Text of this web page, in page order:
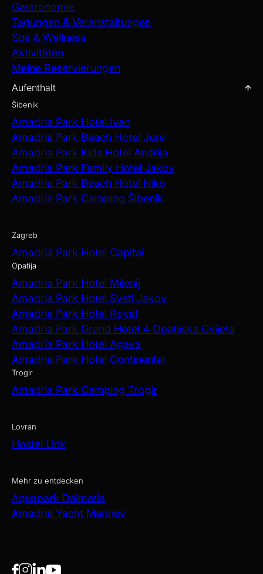
Gastronomie
Tagungen & Veranstaltungen
Spa & Wellness
Aktivitäten
Meine Reservierungen
Aufenthalt
Šibenik
Amadria Park Hotel Ivan
Amadria Park Beach Hotel Jure
Amadria Park Kids Hotel Andrija
Amadria Park Family Hotel Jakov
Amadria Park Beach Hotel Niko
Amadria Park Camping Šibenik
Zagreb
Amadria Park Hotel Capital
Opatija
Amadria Park Hotel Milenij
Amadria Park Hotel Sveti Jakov
Amadria Park Hotel Royal
Amadria Park Grand Hotel 4 Opatijska Cvijeta
Amadria Park Hotel Agava
Amadria Park Hotel Continental
Trogir
Amadria Park Camping Trogir
Lovran
Hostel Link
Mehr zu entdecken
Aquapark Dalmatia
Amadria Yacht Marines